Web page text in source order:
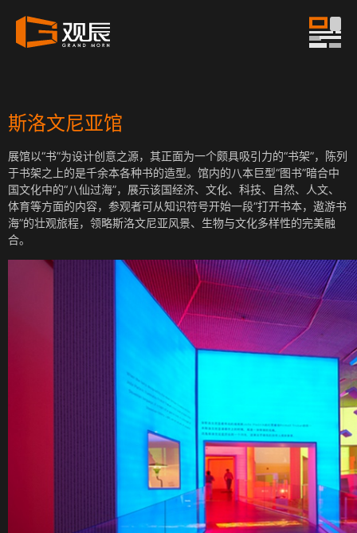
斯洛文尼亚馆
展馆以“书”为设计创意之源，其正面为一个颇具吸引力的“书架”，陈列
于书架之上的是千余本各种书的造型。馆内的八本巨型“图书”暗合中
国文化中的“八仙过海”，展示该国经济、文化、科技、自然、人文、
体育等方面的内容，参观者可从知识符号开始一段“打开书本，遨游书
海”的壮观旅程，领略斯洛文尼亚风景、生物与文化多样性的完美融
合。